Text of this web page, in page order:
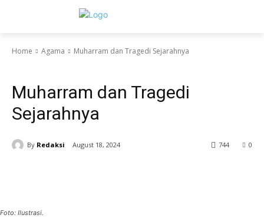
Home Agama Muharram dan Tragedi Sejarahnya
Muharram dan Tragedi
Sejarahnya
By Redaksi August 18, 2024 0
744
Foto: Ilustrasi.